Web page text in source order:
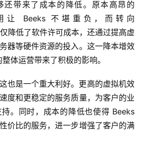
还带来了成本的降低。原本高昂的
让 Beeks 不堪重负，而转向
降低了软件许可成本，还通过提高虚
器等硬件资源的投入。这一降本增效
体运营带来了积极的影响。
也是一个重大利好。更高的虚拟机效
度和更稳定的服务质量，为客户的业
。同时，成本的降低也使得 Beeks
价比的服务，进一步增强了客户的满